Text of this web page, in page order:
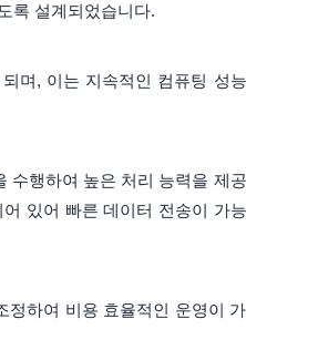
록 설계되었습니다.
며, 이는 지속적인 컴퓨팅 성능
수행하여 높은 처리 능력을 제공
있어 빠른 데이터 전송이 가능
정하여 비용 효율적인 운영이 가